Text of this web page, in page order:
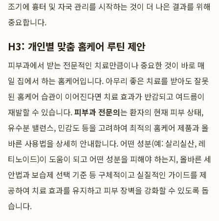
조기에 흉터 및 자국 관리를 시작하는 것이 더 나은 결과를 위해
중요합니다.
H3: 개인별 맞춤 홈케어 루틴 제안
피부과에서 받는 전문적인 치료만큼이나 중요한 것이 바로 매
일 집에서 하는 홈케어입니다. 아무리 좋은 치료를 받아도 잘못
된 홈케어 습관이 이어진다면 치료 효과가 반감되고 여드름이
재발할 수 있습니다.피부과 전문의는 환자의 현재 피부 상태,
유수분 밸런스, 민감도 등을 고려하여 최적의 홈케어 제품과 올
바른 사용법을 상세히 안내합니다. 어떤 성분(예: 살리실산, 레
티노이드)이 도움이 되고 어떤 성분을 피해야 하는지, 올바른 세
안법과 보습제 선택 기준 등 구체적이고 실질적인 가이드를 제
공하여 치료 효과를 유지하고 피부 장벽을 강화할 수 있도록 돕
습니다.